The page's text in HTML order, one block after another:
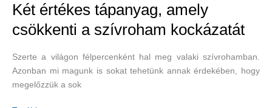
Két értékes tápanyag, amely
csökkenti a szívroham kockázatát
Szerte a világon félpercenként hal meg valaki szívrohamban.
Azonban mi magunk is sokat tehetünk annak érdekében, hogy
megelőzzük a sok